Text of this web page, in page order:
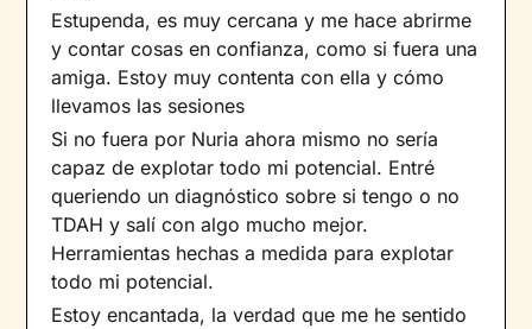
Estupenda, es muy cercana y me hace abrirme
y contar cosas en confianza, como si fuera una
amiga. Estoy muy contenta con ella y cómo
llevamos las sesiones
Si no fuera por Nuria ahora mismo no sería
capaz de explotar todo mi potencial. Entré
queriendo un diagnóstico sobre si tengo o no
TDAH y salí con algo mucho mejor.
Herramientas hechas a medida para explotar
todo mi potencial.
Estoy encantada, la verdad que me he sentido